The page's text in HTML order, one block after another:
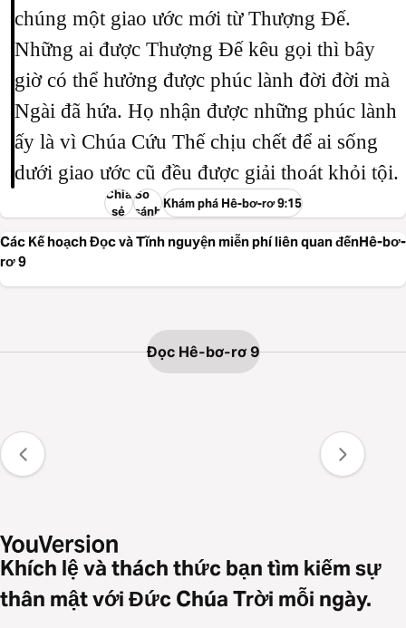
chúng một giao ước mới từ Thượng Đế.
Những ai được Thượng Đế kêu gọi thì bây
giờ có thể hưởng được phúc lành đời đời mà
Ngài đã hứa. Họ nhận được những phúc lành
ấy là vì Chúa Cứu Thế chịu chết để ai sống
dưới giao ước cũ đều được giải thoát khỏi tội.
Chia
sẻ
So
sánh
Khám phá Hê-bơ-rơ 9:15
Các Kế hoạch Đọc và Tĩnh nguyện miễn phí liên quan đếnHê-bơ-
rơ 9
Đọc Hê-bơ-rơ 9
Khích lệ và thách thức bạn tìm kiếm sự
thân mật với Đức Chúa Trời mỗi ngày.